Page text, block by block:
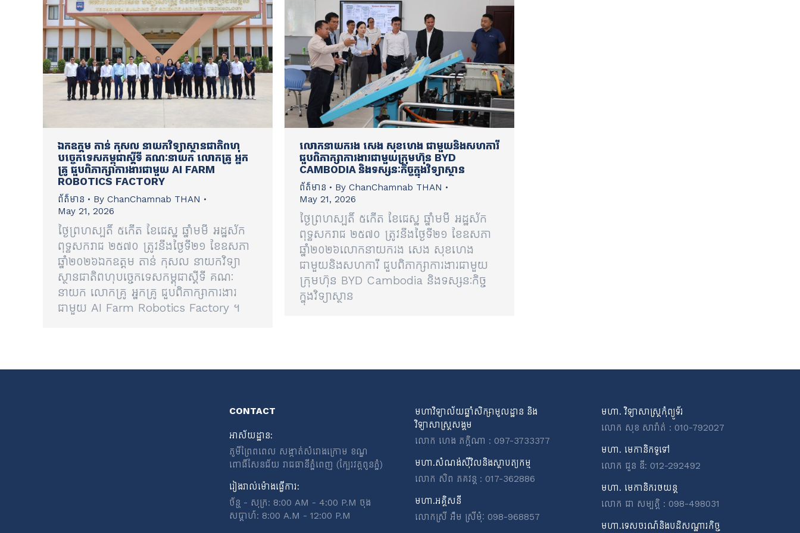
ឯកឧត្តម តាន់ កុសល នាយកវិទ្យាស្ថានជាតិពហុ
បច្ចេកទេសកម្ពុជាស្តីទី គណៈនាយក លោកគ្រូ អ្នក
គ្រូ ជួបពិភាក្សាការងារជាមួយ AI FARM
ROBOTICS FACTORY
ព័ត៌មាន By ChanChamnab THAN
May 21, 2026
ថ្ងៃព្រហស្បតិ៍ ៥កើត ខែជេស្ឋ ឆ្នាំមមី អដ្ឋស័ក
ពុទ្ធសករាជ ២៥៧០ ត្រូវនឹងថ្ងៃទី២១ ខែឧសភា
ឆ្នាំ២០២៦ឯកឧត្តម តាន់ កុសល នាយកវិទ្យា
ស្ថានជាតិពហុបច្ចេកទេសកម្ពុជាស្តីទី គណៈ
នាយក លោកគ្រូ អ្នកគ្រូ ជួបពិភាក្សាការងារ
ជាមួយ AI Farm Robotics Factory ។
លោកនាយករង សេង សុខហេង ជាមួយនិងសហការី
ជួបពិភាក្សាការងារជាមួយក្រុមហ៊ុន BYD
CAMBODIA និងទស្សនៈកិច្ចក្នុងវិទ្យាស្ថាន
ព័ត៌មាន By ChanChamnab THAN
May 21, 2026
ថ្ងៃព្រហស្បតិ៍ ៥កើត ខែជេស្ឋ ឆ្នាំមមី អដ្ឋស័ក
ពុទ្ធសករាជ ២៥៧០ ត្រូវនឹងថ្ងៃទី២១ ខែឧសភា
ឆ្នាំ២០២៦លោកនាយករង សេង សុខហេង
ជាមួយនិងសហការី ជួបពិភាក្សាការងារជាមួយ
ក្រុមហ៊ុន BYD Cambodia និងទស្សនៈកិច្ច
ក្នុងវិទ្យាស្ថាន
CONTACT
អាស័យដ្ឋាន:
ភូមីព្រៃពពេល សង្កាត់សំរោងក្រោម ខណ្ឌ
ពោធិ៍សែនជ័យ រាជធានីភ្នំពេញ (ក្បែរវត្តពូនភ្នំ)
រៀងរាល់ម៉ោងធ្វើការ:
ច័ន្ហ - សុក្រ: 8:00 AM - 4:00 P.M ចុង
សប្តាហ៍: 8:00 A.M - 12:00 P.M
មហាវិទ្យាល័យឆ្នាំសិក្សាមូលដ្ឋាន និង
វិទ្យាសាស្ត្រសង្គម
លោក ហេង ភក្តិណា : 097-3733377
មហា.សំណង់ស៊ីវិលនិងស្ថាបត្យកម្ម
លោក សិព ភគវន្ត : 017-362886
មហា.អគ្គិសនី
លោកស្រី អ៉ឹម ស្រីមុំៈ 098-968857
មហា. វិទ្យាសាស្ត្រកុំព្យូទ័រ
លោក សុខ សារ៉ាត់ : 010-792027
មហា. មេកានិកទូទៅ
លោក ជួន ឌី: 012-292492
មហា. មេកានិករថយន្ត
លោក ជា សម្បត្តិ : 098-498031
មហា.ទេសចរណ៍និងបដិសណ្ឋារកិច្ច